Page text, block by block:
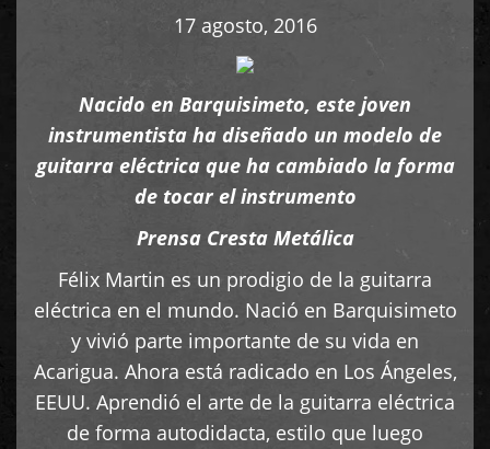
17 agosto, 2016
Nacido en Barquisimeto, este joven
instrumentista ha diseñado un modelo de
guitarra eléctrica que ha cambiado la forma
de tocar el instrumento
Prensa Cresta Metálica
Félix Martin es un prodigio de la guitarra
eléctrica en el mundo. Nació en Barquisimeto
y vivió parte importante de su vida en
Acarigua. Ahora está radicado en Los Ángeles,
EEUU. Aprendió el arte de la guitarra eléctrica
de forma autodidacta, estilo que luego